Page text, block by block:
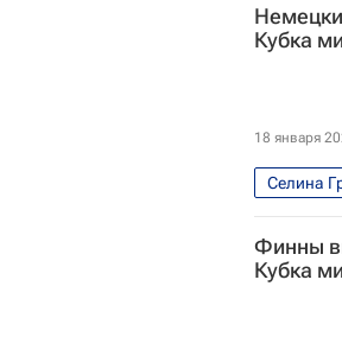
Кубка
18 января
Селина
Финны
Кубка